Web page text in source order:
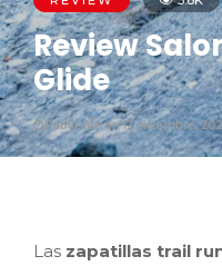
Review
Glide
Publicado en 12 diciembre,
Las zapatillas trail